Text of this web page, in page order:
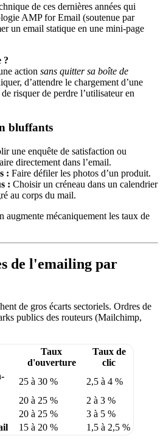
de ces dernières années qui
AMP for Email (soutenue par
un email statique en une mini-page
?
action sans quitter sa boîte de
d’attendre le chargement d’une
risquer de perdre l’utilisateur en
bluffants
une enquête de satisfaction ou
directement dans l’email.
: Faire défiler les photos d’un produit.
: Choisir un créneau dans un calendrier
au corps du mail.
augmente mécaniquement les taux de
de l'emailing par
de gros écarts sectoriels. Ordres de
publics des routeurs (Mailchimp,
Taux
d'ouverture
Taux de
clic
25 à 30 %
2,5 à 4 %
20 à 25 %
2 à 3 %
20 à 25 %
3 à 5 %
15 à 20 % 1,5 à 2,5 %